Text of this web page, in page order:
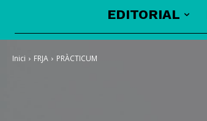
EDITORIAL
Inici FRJA PRÀCTICUM